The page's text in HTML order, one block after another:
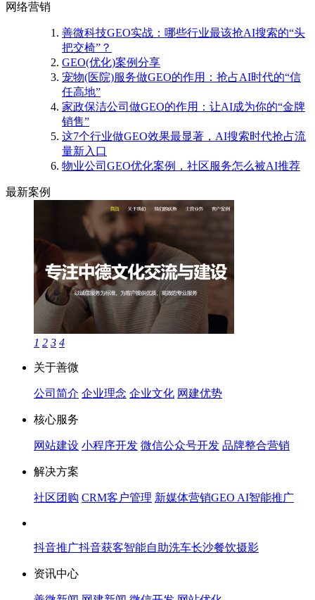
网络营销
善微科技GEO实战：哪些行业最该抢AI搜索的“头
把交椅”？
GEO(优化)案例分享
宠物(医院)服务做GEO的作用：抢占AI时代的“信
任高地”
家政保洁公司做GEO的作用：让AI成为你的“金牌
销售”
这7个行业做GEO效果最显著，AI搜索时代抢占流
量新入口
物业公司GEO优化案例，社区服务怎么被AI推荐
最新案例
1 2 3 4
关于善微
公司简介 企业理念 企业文化 网建优势
核心服务
网站建设 小程序开发 微信公众号开发 品牌整合营销
解决方案
社区团购 CRM客户管理 新媒体营销GEO AI智能推广
抖音推广抖音获客智能自助洗车长沙餐饮摄影
资讯中心